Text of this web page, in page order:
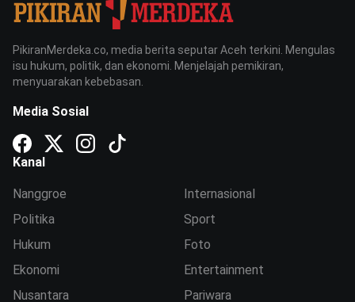
PikiranMerdeka.co, media berita seputar Aceh terkini. Mengulas
isu hukum, politik, dan ekonomi. Menjelajah pemikiran,
menyuarakan kebebasan.
Media Sosial
Kanal
Nanggroe
Politika
Hukum
Ekonomi
Nusantara
Internasional
Sport
Foto
Entertainment
Pariwara